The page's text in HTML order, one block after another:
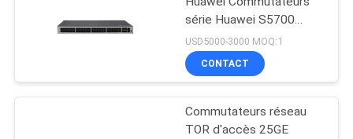
série Huawei S5700
S5735-L48P4X-A
USD5000-3000 MOQ:1
CONTACT
Commutateurs réseau
TOR d'accès 25GE